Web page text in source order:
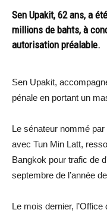
Sen Upakit, 62 ans, a
millions de bahts, à
autorisation préalable.
Sen Upakit,
pénale en portant un
Le sénateur nommé par
avec Tun Min Latt,
Bangkok pour trafic de
septembre de l’année
Le mois dernier,